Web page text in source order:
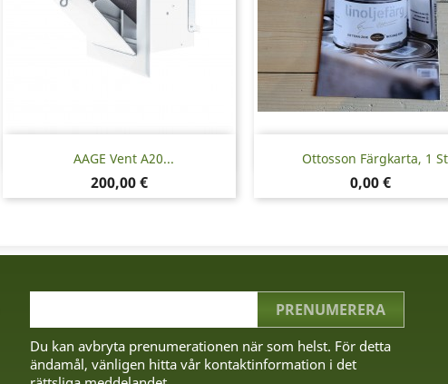
AAGE Vent A20...
Pris
200,00 €
Snabbvy Ottosson Färgkarta, 1 St
Pris
0,00 €
Snabbvy
Du kan avbryta prenumerationen när som helst. För detta
ändamål, vänligen hitta vår kontaktinformation i det